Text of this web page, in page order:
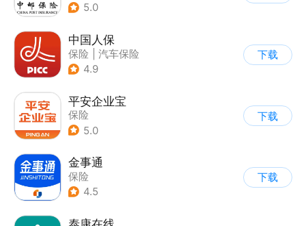
5.0
中国人保
保险
汽车保险
4.9
下载
平安企业宝
保险
5.0
下载
金事通
保险
4.5
下载